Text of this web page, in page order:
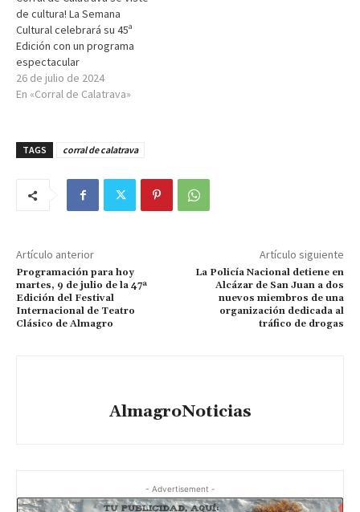
de cultura! La Semana
Cultural celebrará su 45ª
Edición con un programa
espectacular
26 de julio de 2024
En «Corral de Calatrava»
TAGS corral de calatrava
Artículo anterior
Programación para hoy
martes, 9 de julio de la 47ª
Edición del Festival
Internacional de Teatro
Clásico de Almagro
Artículo siguiente
La Policía Nacional detiene en
Alcázar de San Juan a dos
nuevos miembros de una
organización dedicada al
tráfico de drogas
AlmagroNoticias
- Advertisement -